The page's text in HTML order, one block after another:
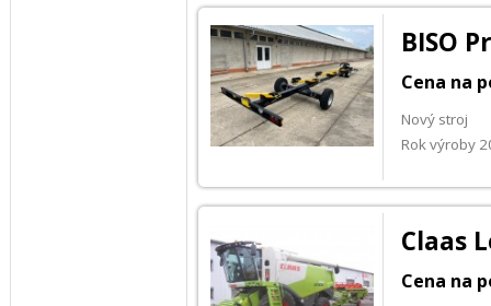
BISO
Cena na
Nový stroj
Rok výroby
Claas
Cena na